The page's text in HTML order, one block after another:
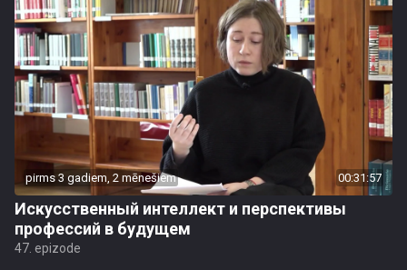
pirms 3 gadiem, 2 mēnešiem 00:31:57
Искусственный интеллект и перспективы
профессий в будущем
47. epizode